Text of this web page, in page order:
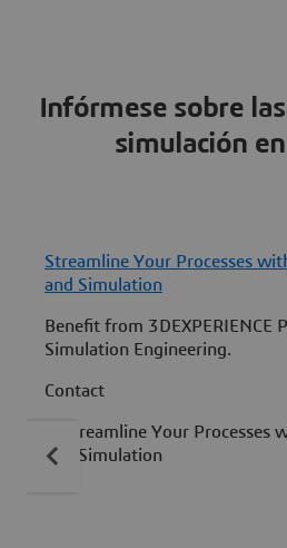
Infórmese sobre
simulación
Streamline Your Processes
and Simulation
Benefit from 3DEXPERIENCE
Simulation Engineering.
Contact